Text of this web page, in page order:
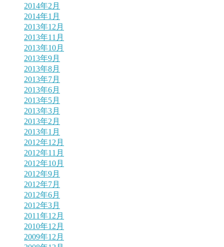
2014年2月
2014年1月
2013年12月
2013年11月
2013年10月
2013年9月
2013年8月
2013年7月
2013年6月
2013年5月
2013年3月
2013年2月
2013年1月
2012年12月
2012年11月
2012年10月
2012年9月
2012年7月
2012年6月
2012年3月
2011年12月
2010年12月
2009年12月